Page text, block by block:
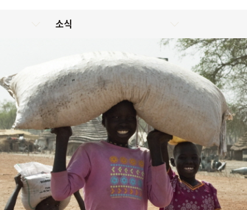
소식